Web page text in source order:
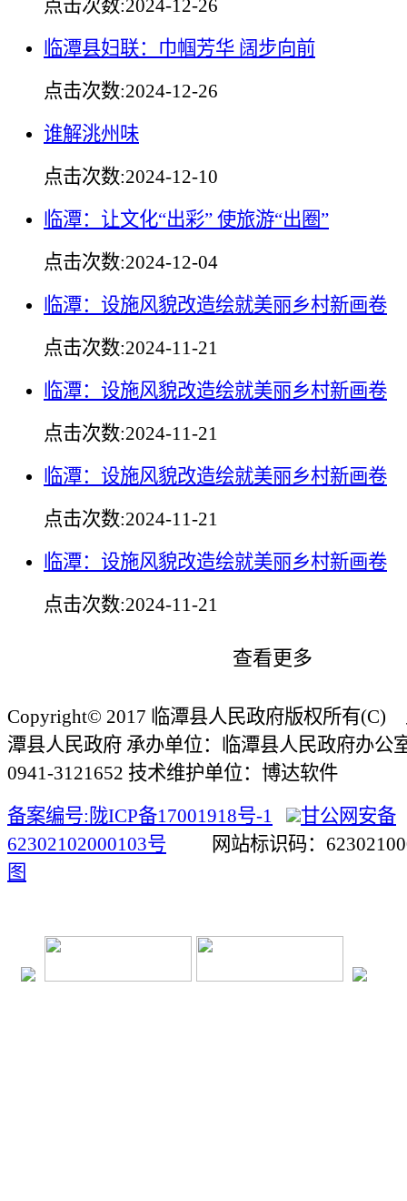
点击次数:2024-12-26
临潭县妇联：巾帼芳华 阔步向前
点击次数:2024-12-26
谁解洮州味
点击次数:2024-12-10
临潭：让文化“出彩” 使旅游“出圈”
点击次数:2024-12-04
临潭：设施风貌改造绘就美丽乡村新画卷
点击次数:2024-11-21
临潭：设施风貌改造绘就美丽乡村新画卷
点击次数:2024-11-21
临潭：设施风貌改造绘就美丽乡村新画卷
点击次数:2024-11-21
临潭：设施风貌改造绘就美丽乡村新画卷
点击次数:2024-11-21
查看更多
Copyright© 2017 临潭县人民政府版权所有(C)
潭县人民政府 承办单位：临潭县人民政府办
0941-3121652 技术维护单位：博达软件
备案编号:陇ICP备17001918号-1
甘公网安备
62302102000103号 网站标识码：
图